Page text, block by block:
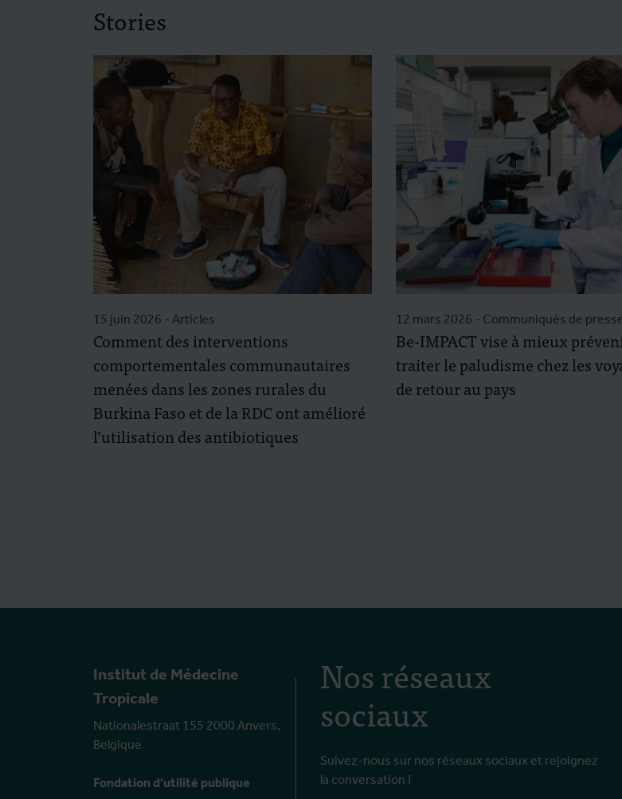
Stories
15 juin 2026 - Articles
Comment des interventions
comportementales communautaires
menées dans les zones rurales du
Burkina Faso et de la RDC ont amélioré
l’utilisation des antibiotiques
12 mars 2026 - Communiqués de
Be-IMPACT vise à mieux
traiter le paludisme chez les
de retour au pays
Institut de Médecine
Tropicale
Nationalestraat 155 2000 Anvers,
Belgique
Fondation d'utilité publique
Nos réseaux
sociaux
Suivez-nous sur nos réseaux sociaux et rejoignez
la conversation !